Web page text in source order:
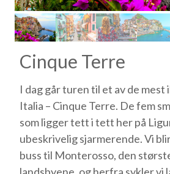
Cinque Terre
I dag går turen til et av de mest
Italia – Cinque Terre. De fem
som ligger tett i tett her på
ubeskrivelig sjarmerende. Vi
buss til Monterosso, den